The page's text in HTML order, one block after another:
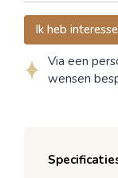
Ik heb interesse
Via een
wensen